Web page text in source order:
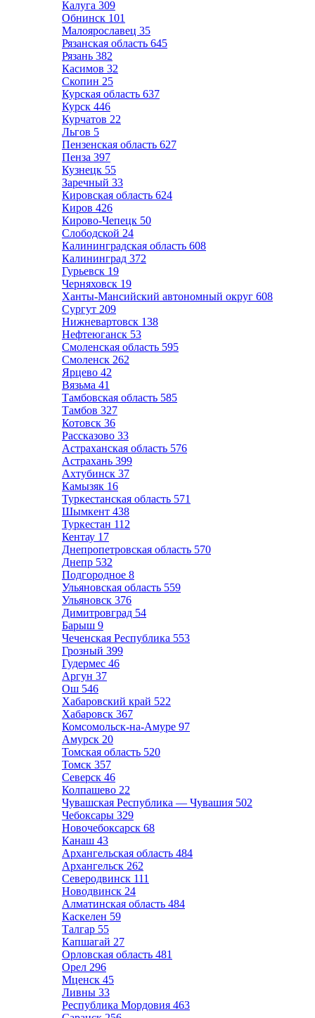
Калуга 309
Обнинск 101
Малоярославец 35
Рязанская область 645
Рязань 382
Касимов 32
Скопин 25
Курская область 637
Курск 446
Курчатов 22
Льгов 5
Пензенская область 627
Пенза 397
Кузнецк 55
Заречный 33
Кировская область 624
Киров 426
Кирово-Чепецк 50
Слободской 24
Калининградская область 608
Калининград 372
Гурьевск 19
Черняховск 19
Ханты-Мансийский автономный округ 608
Сургут 209
Нижневартовск 138
Нефтеюганск 53
Смоленская область 595
Смоленск 262
Ярцево 42
Вязьма 41
Тамбовская область 585
Тамбов 327
Котовск 36
Рассказово 33
Астраханская область 576
Астрахань 399
Ахтубинск 37
Камызяк 16
Туркестанская область 571
Шымкент 438
Туркестан 112
Кентау 17
Днепропетровская область 570
Днепр 532
Подгородное 8
Ульяновская область 559
Ульяновск 376
Димитровград 54
Барыш 9
Чеченская Республика 553
Грозный 399
Гудермес 46
Аргун 37
Ош 546
Хабаровский край 522
Хабаровск 367
Комсомольск-на-Амуре 97
Амурск 20
Томская область 520
Томск 357
Северск 46
Колпашево 22
Чувашская Республика — Чувашия 502
Чебоксары 329
Новочебоксарск 68
Канаш 43
Архангельская область 484
Архангельск 262
Северодвинск 111
Новодвинск 24
Алматинская область 484
Каскелен 59
Талгар 55
Капшагай 27
Орловская область 481
Орел 296
Мценск 45
Ливны 33
Республика Мордовия 463